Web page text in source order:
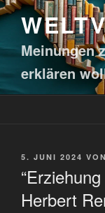
Meinungen
erklären
5. JUNI 2024 VON
Herbert